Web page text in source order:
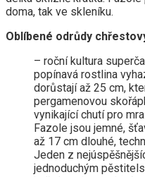
doma, tak ve skleníku.
Oblíbené odrůdy
– roční kultura
popínavá rostlina
dorůstají až 25 cm,
pergamenovou
vynikající chutí pro
Fazole jsou jemné,
až 17 cm dlouhé,
Jeden z
jednoduchým